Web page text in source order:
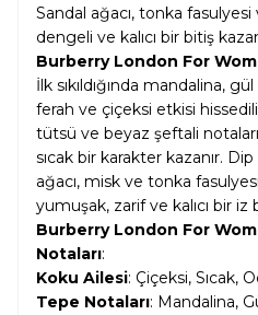
Sandal ağacı, tonka
dengeli ve kalıcı bir bitiş
Burberry London For
İlk sıkıldığında mandalina,
ferah ve çiçeksi etkisi
tütsü ve beyaz şeftali
sıcak bir karakter kazanır.
ağacı, misk ve tonka
yumuşak, zarif ve kalıcı bir iz
Burberry London For
Notaları:
Koku Ailesi: Çiçeksi, Sıcak,
Tepe Notaları: Mandalina,